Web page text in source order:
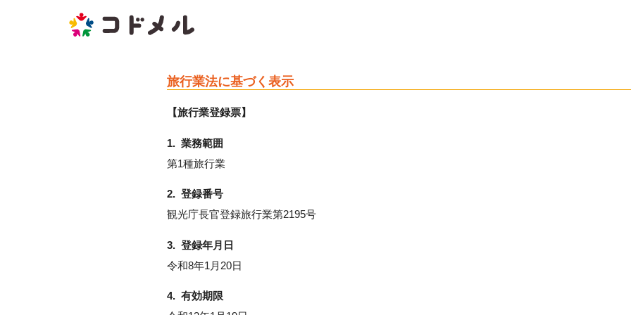
旅行業法に基づく表示
【旅行業登録票】
1. 業務範囲
第1種旅行業
2. 登録番号
観光庁長官登録旅行業第2195号
3. 登録年月日
令和8年1月20日
4. 有効期限